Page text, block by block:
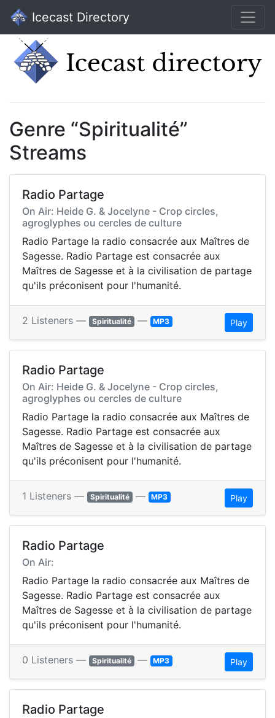
Icecast Directory
Genre “Spiritualité”
Streams
Radio Partage
On Air: Heide G. & Jocelyne - Crop circles,
agroglyphes ou cercles de culture
Radio Partage la radio consacrée aux Maîtres de
Sagesse. Radio Partage est consacrée aux
Maîtres de Sagesse et à la civilisation de partage
qu'ils préconisent pour l'humanité.
2 Listeners — Spiritualité — MP3 Play
Radio Partage
On Air: Heide G. & Jocelyne - Crop circles,
agroglyphes ou cercles de culture
Radio Partage la radio consacrée aux Maîtres de
Sagesse. Radio Partage est consacrée aux
Maîtres de Sagesse et à la civilisation de partage
qu'ils préconisent pour l'humanité.
1 Listeners — Spiritualité — MP3 Play
Radio Partage
On Air:
Radio Partage la radio consacrée aux Maîtres de
Sagesse. Radio Partage est consacrée aux
Maîtres de Sagesse et à la civilisation de partage
qu'ils préconisent pour l'humanité.
0 Listeners — Spiritualité — MP3 Play
Radio Partage